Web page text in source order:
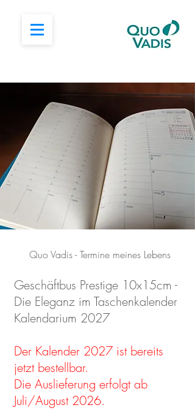
Quo Vadis - Termine meines Lebens
Geschäftbus Prestige 10x15cm -
Die Eleganz im Taschenkalender
Kalendarium 2027
Der Kalender 2027 ist bereits
jetzt bestellbar.
Die Auslieferung erfolgt ab
Juli/August 2026.